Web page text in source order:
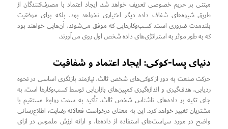
مبتنی بر حریم خصوصی تعریف خواهد شد. ایجاد اعتماد با مصرف‌کنندگان از
طریق شیوه‌های شفاف داده دیگر اختیاری نخواهد بود، بلکه برای موفقیت
بلندمدت ضروری است. کسب‌وکارهایی که موفق می‌شوند، آن‌هایی خواهند بود
که به طور موثر به استراتژی‌های داده شخص اول روی می‌آورند.
دنیای پسا-کوکی: ایجاد اعتماد و شفافیت
حرکت صنعت به دور از کوکی‌های شخص ثالث، نیازمند بازنگری اساسی در نحوه
ردیابی، هدف‌گیری و اندازه‌گیری کمپین‌های بازاریابی توسط کسب‌وکارها است. به
جای تکیه بر داده‌های ناشناس شخص ثالث، تأکید به سمت روابط مستقیم با
مشتریان تغییر خواهد کرد. این به معنای درخواست فعالانه رضایت، اطلاع‌رسانی
واضح در مورد سیاست‌های استفاده از داده‌ها، و ارائه ارزش ملموس در ازای